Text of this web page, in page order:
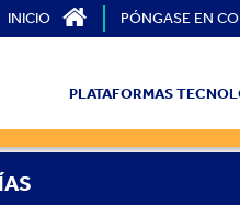
INICIO PÓNGASE EN
PLATAFORMAS